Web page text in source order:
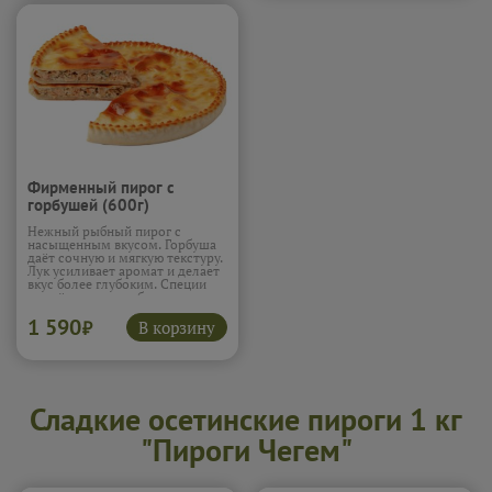
Фирменный пирог с
горбушей (600г)
Нежный рыбный пирог с
насыщенным вкусом. Горбуша
даёт сочную и мягкую текстуру.
Лук усиливает аромат и делает
вкус более глубоким. Специи
подчёркивают рыбу, не
перебивая её. Пирог получается
лёгким и сытным
одновременно. Подробнее...
1 590₽ В корзину
Сладкие осетинские пироги 1 кг
"Пироги Чегем"